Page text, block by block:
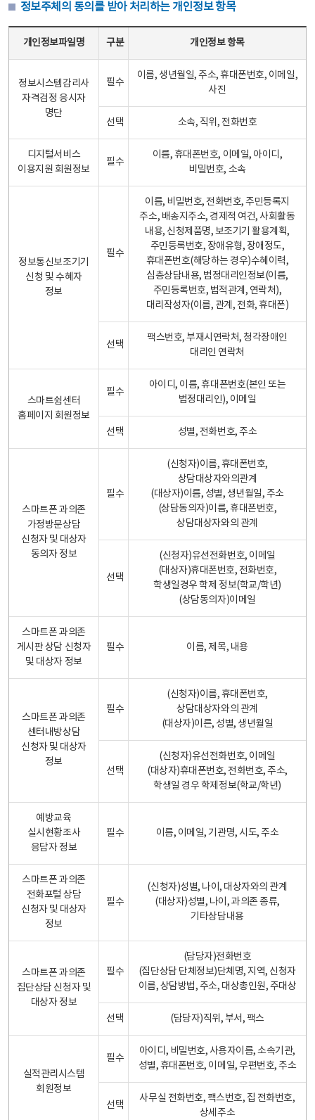
정보주체의 동의를 받아 처리하는 개인정보 항목
개인정보파일명 구분 개인정보 항목
정보시스템감리사
자격검정 응시자
명단
필수
이름, 생년월일, 주소, 휴대폰번호, 이메일,
사진
선택 소속, 직위, 전화번호
디지털서비스
이용지원 회원정보
필수
이름, 휴대폰번호, 이메일, 아이디,
비밀번호, 소속
정보통신보조기기
신청 및 수혜자
정보
필수
이름, 비밀번호, 전화번호, 주민등록지
주소, 배송지주소, 경제적 여건, 사회활동
내용, 신청제품명, 보조기기 활용계획,
주민등록번호, 장애유형, 장애정도,
휴대폰번호(해당하는 경우)수혜이력,
심층상담내용, 법정대리인정보(이름,
주민등록번호, 법적관계, 연락처),
대리작성자(이름, 관계, 전화, 휴대폰)
선택
팩스번호, 부재시연락처, 청각장애인
대리인 연락처
스마트쉼센터
홈페이지 회원정보
필수
아이디, 이름, 휴대폰번호(본인 또는
법정대리인), 이메일
선택 성별, 전화번호, 주소
스마트폰 과의존
가정방문상담
신청자 및 대상자
동의자 정보
필수
(신청자)이름, 휴대폰번호,
상담대상자와의관계
(대상자)이름, 성별, 생년월일, 주소
(상담동의자)이름, 휴대폰번호,
상담대상자와의 관계
선택
(신청자)유선전화번호, 이메일
(대상자)휴대폰번호, 전화번호,
학생일경우 학제 정보(학교/학년)
(상담동의자)이메일
스마트폰 과의존
게시판 상담 신청자
및 대상자 정보
필수 이름, 제목, 내용
스마트폰 과의존
센터내방상담
신청자 및 대상자
정보
필수
(신청자)이름, 휴대폰번호,
상담대상자와의 관계
(대상자)이른, 성별, 생년월일
선택
(신청자)유선전화번호, 이메일
(대상자)휴대폰번호, 전화번호, 주소,
학생일 경우 학제정보(학교/학년)
예방교육
실시현황조사
응답자 정보
필수 이름, 이메일, 기관명, 시도, 주소
스마트폰 과의존
전화포털 상담
신청자 및 대상자
정보
필수
(신청자)성별, 나이, 대상자와의 관계
(대상자)성별, 나이, 과의존 종류,
기타상담내용
스마트폰 과의존
집단상담 신청자 및
대상자 정보
필수
(담당자)전화번호
(집단상담 단체정보)단체명, 지역, 신청자
이름, 상담방법, 주소, 대상총인원, 주대상
선택 (담당자)직위, 부서, 팩스
실적관리시스템
회원정보
필수
아이디, 비밀번호, 사용자이름, 소속기관,
성별, 휴대폰번호, 이메일, 우편번호, 주소
선택
사무실 전화번호, 팩스번호, 집 전화번호,
상세주소